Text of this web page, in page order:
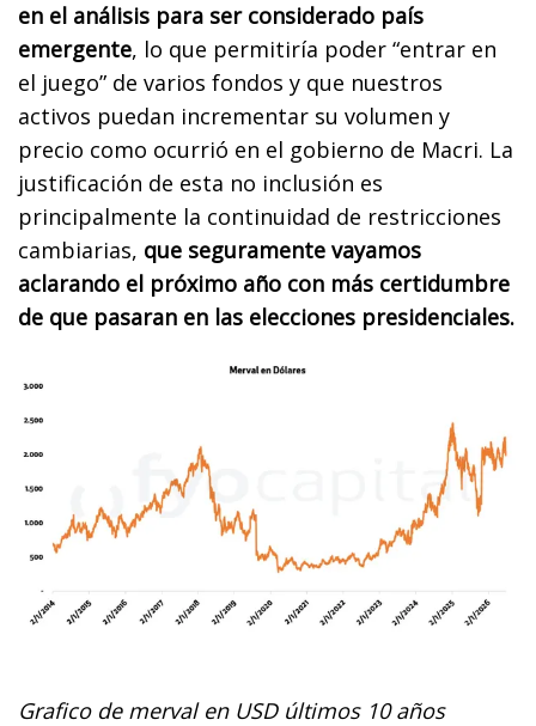
en el análisis para ser considerado país
emergente, lo que permitiría poder “entrar en
el juego” de varios fondos y que nuestros
activos puedan incrementar su volumen y
precio como ocurrió en el gobierno de Macri. La
justificación de esta no inclusión es
principalmente la continuidad de restricciones
cambiarias, que seguramente vayamos
aclarando el próximo año con más certidumbre
de que pasaran en las elecciones presidenciales.
Grafico de merval en USD últimos 10 años